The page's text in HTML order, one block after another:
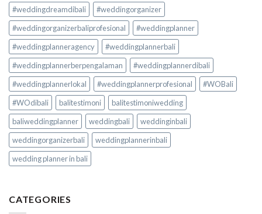
#weddingdreamdibali
#weddingorganizer
#weddingorganizerbaliprofesional
#weddingplanner
#weddingplanneragency
#weddingplannerbali
#weddingplannerberpengalaman
#weddingplannerdibali
#weddingplannerlokal
#weddingplannerprofesional
#WOBali
#WOdibali
balitestimoni
balitestimoniwedding
baliweddingplanner
weddingbali
weddinginbali
weddingorganizerbali
weddingplannerinbali
wedding planner in bali
CATEGORIES